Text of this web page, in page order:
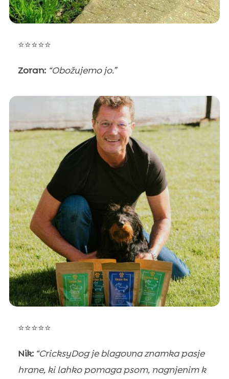
⭐⭐⭐⭐⭐
Zoran: “Obožujemo jo.”
⭐⭐⭐⭐⭐
Nik:“CricksyDog je blagovna znamka pasje
hrane, ki lahko pomaga psom, nagnjenim k